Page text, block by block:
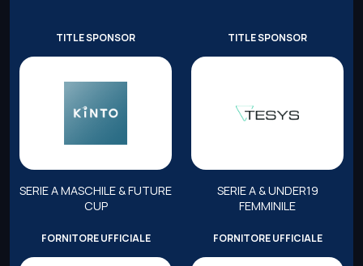
TITLE SPONSOR
SERIE A MASCHILE & FUTURE
CUP
TITLE SPONSOR
SERIE A & UNDER19
FEMMINILE
FORNITORE UFFICIALE FORNITORE UFFICIALE